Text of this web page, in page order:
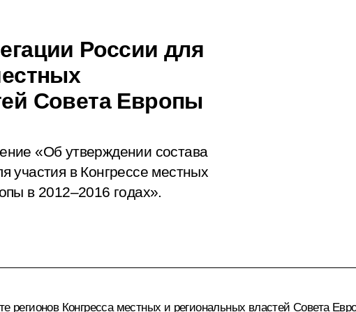
России для
Совета Европы
«Об утверждении состава
участия в Конгрессе местных
в 2012–2016 годах».
регионов Конгресса местных и региональных властей Совета